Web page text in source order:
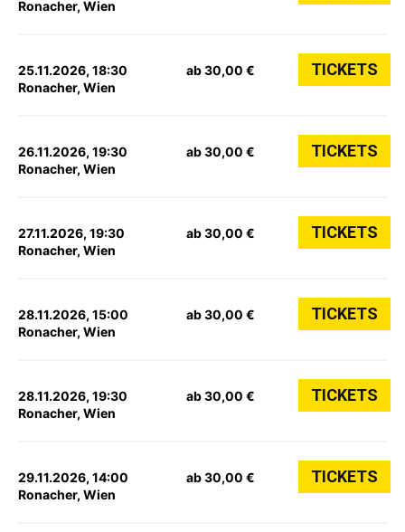
Ronacher, Wien
25.11.2026, 18:30
Ronacher, Wien
ab 30,00 € TICKETS
26.11.2026, 19:30
Ronacher, Wien
ab 30,00 € TICKETS
27.11.2026, 19:30
Ronacher, Wien
ab 30,00 € TICKETS
28.11.2026, 15:00
Ronacher, Wien
ab 30,00 € TICKETS
28.11.2026, 19:30
Ronacher, Wien
ab 30,00 € TICKETS
29.11.2026, 14:00
Ronacher, Wien
ab 30,00 € TICKETS